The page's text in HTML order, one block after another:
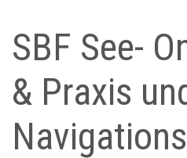
Kontakt
SBF See-
& Praxis